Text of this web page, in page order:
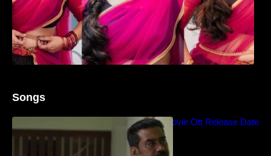
Songs
Blockbuster Thalavan Movie Ott Release Date
– Video Song Release